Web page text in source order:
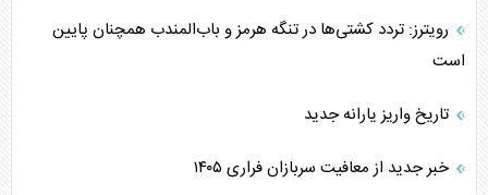
رویترز: تردد کشتی‌ها در تنگه هرمز و باب‌المندب همچنان پایین
است
تاریخ واریز یارانه جدید
خبر جدید از معافیت سربازان فراری ۱۴۰۵